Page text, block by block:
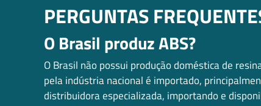
PERGUNTAS
O Brasil produz ABS?
O Brasil não possui produção doméstica de
pela indústria nacional é importado,
distribuidora especializada, importando e